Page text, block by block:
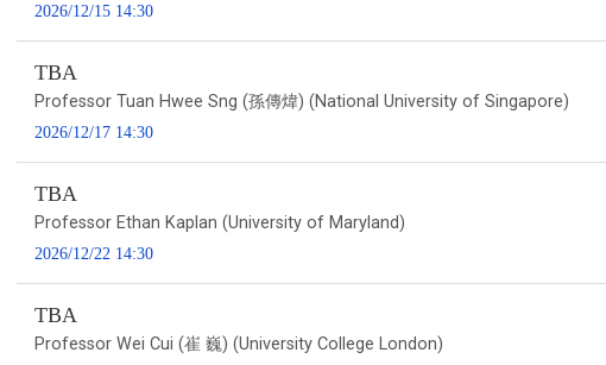
2026/12/15 14:30
TBA
Professor Tuan Hwee Sng (孫傳煒) (National University of Singapore)
2026/12/17 14:30
TBA
Professor Ethan Kaplan (University of Maryland)
2026/12/22 14:30
TBA
Professor Wei Cui (崔 巍) (University College London)